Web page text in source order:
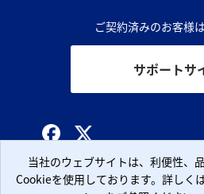
ご契約済みのお客様
サポートサ
© CLARA, Inc.
当社のウェブサイトは、利便性、
Cookieを使用しております。詳しく
当社のウェブサイトは、利便性、
Cookieを使用しております。詳しく